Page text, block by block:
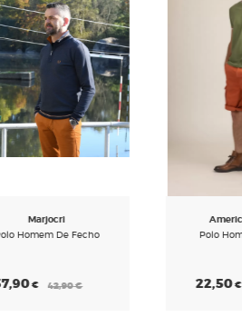
American People
Polo Homem Algodão
22,50€